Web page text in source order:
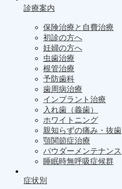
診療案内
保険治療と自費治療
初診の方へ
妊婦の方へ
虫歯治療
根管治療
予防歯科
歯周病治療
インプラント治療
入れ歯（義歯）
ホワイトニング
親知らずの痛み・抜歯
顎関節症治療
パウダーメンテナンス
睡眠時無呼吸症候群
症状別